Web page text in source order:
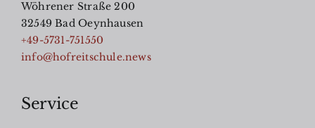
Wöhrener Straße 200
32549 Bad Oeynhausen
+49-5731-751550
info@hofreitschule.news
Service